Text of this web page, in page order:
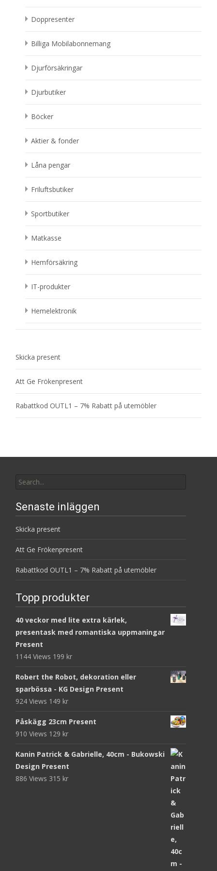
Doppresenter
Billiga Mobilabonnemang
Djurförsäkringar
Djurbutiker
Böcker
Aktier & fonder
Låna pengar
Friluftsbutiker
Sportbutiker
Matkasse
Hemförsäkring
IT-produkter
Hemelektronik
Skicka present
Att Ge Frökenpresent
Rabattkod OUTL1 – 7% Rabatt på utemöbler
for:
Senaste inläggen
Skicka present
Att Ge Frökenpresent
Rabattkod OUTL1 – 7% Rabatt på utemöbler
Topp produkter
40 veckor med lite extra kärlek,
presentask med romantiska uppmaningar
Present
1144 Views 199 kr
Robert the Robot, dekoration eller
sparbössa - KG Design Present
924 Views 149 kr
Påskägg 23cm Present
910 Views 129 kr
Kanin Patrick & Gabrielle, 40cm - Bukowski
Design Present
886 Views 315 kr